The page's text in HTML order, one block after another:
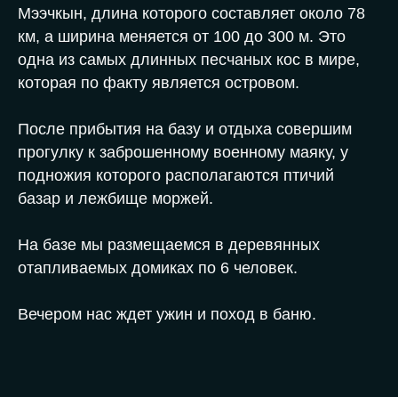
Мээчкын, длина которого составляет около 78
км, а ширина меняется от 100 до 300 м. Это
одна из самых длинных песчаных кос в мире,
которая по факту является островом.
После прибытия на базу и отдыха совершим
прогулку к заброшенному военному маяку, у
подножия которого располагаются птичий
базар и лежбище моржей.
На базе мы размещаемся в деревянных
отапливаемых домиках по 6 человек.
Вечером нас ждет ужин и поход в баню.